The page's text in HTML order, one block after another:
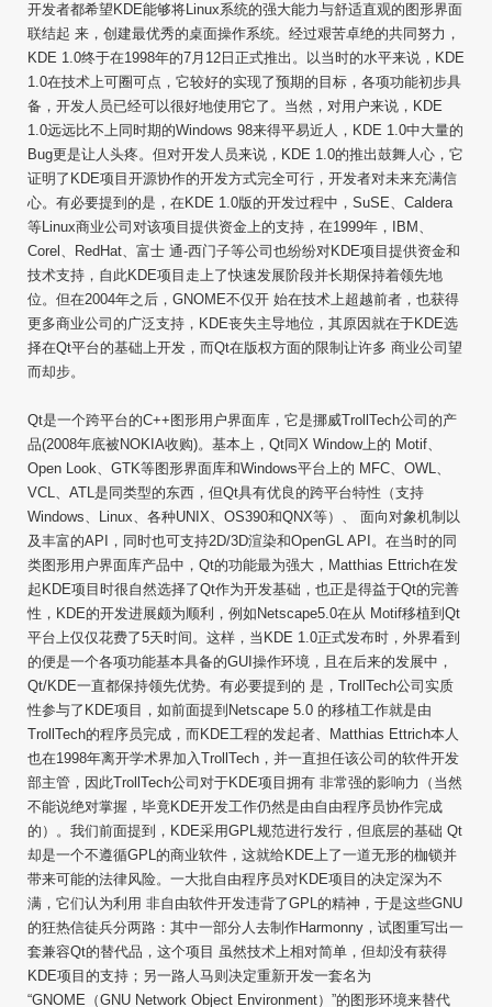
开发者都希望KDE能够将Linux系统的强大能力与舒适直观的图形界面
联结起 来，创建最优秀的桌面操作系统。经过艰苦卓绝的共同努力，
KDE 1.0终于在1998年的7月12日正式推出。以当时的水平来说，KDE
1.0在技术上可圈可点，它较好的实现了预期的目标，各项功能初步具
备，开发人员已经可以很好地使用它了。当然，对用户来说，KDE
1.0远远比不上同时期的Windows 98来得平易近人，KDE 1.0中大量的
Bug更是让人头疼。但对开发人员来说，KDE 1.0的推出鼓舞人心，它
证明了KDE项目开源协作的开发方式完全可行，开发者对未来充满信
心。有必要提到的是，在KDE 1.0版的开发过程中，SuSE、Caldera
等Linux商业公司对该项目提供资金上的支持，在1999年，IBM、
Corel、RedHat、富士 通-西门子等公司也纷纷对KDE项目提供资金和
技术支持，自此KDE项目走上了快速发展阶段并长期保持着领先地
位。但在2004年之后，GNOME不仅开 始在技术上超越前者，也获得
更多商业公司的广泛支持，KDE丧失主导地位，其原因就在于KDE选
择在Qt平台的基础上开发，而Qt在版权方面的限制让许多 商业公司望
而却步。
Qt是一个跨平台的C++图形用户界面库，它是挪威TrollTech公司的产
品(2008年底被NOKIA收购)。基本上，Qt同X Window上的 Motif、
Open Look、GTK等图形界面库和Windows平台上的 MFC、OWL、
VCL、ATL是同类型的东西，但Qt具有优良的跨平台特性（支持
Windows、Linux、各种UNIX、OS390和QNX等）、 面向对象机制以
及丰富的API，同时也可支持2D/3D渲染和OpenGL API。在当时的同
类图形用户界面库产品中，Qt的功能最为强大，Matthias Ettrich在发
起KDE项目时很自然选择了Qt作为开发基础，也正是得益于Qt的完善
性，KDE的开发进展颇为顺利，例如Netscape5.0在从 Motif移植到Qt
平台上仅仅花费了5天时间。这样，当KDE 1.0正式发布时，外界看到
的便是一个各项功能基本具备的GUI操作环境，且在后来的发展中，
Qt/KDE一直都保持领先优势。有必要提到的 是，TrollTech公司实质
性参与了KDE项目，如前面提到Netscape 5.0 的移植工作就是由
TrollTech的程序员完成，而KDE工程的发起者、Matthias Ettrich本人
也在1998年离开学术界加入TrollTech，并一直担任该公司的软件开发
部主管，因此TrollTech公司对于KDE项目拥有 非常强的影响力（当然
不能说绝对掌握，毕竟KDE开发工作仍然是由自由程序员协作完成
的）。我们前面提到，KDE采用GPL规范进行发行，但底层的基础 Qt
却是一个不遵循GPL的商业软件，这就给KDE上了一道无形的枷锁并
带来可能的法律风险。一大批自由程序员对KDE项目的决定深为不
满，它们认为利用 非自由软件开发违背了GPL的精神，于是这些GNU
的狂热信徒兵分两路：其中一部分人去制作Harmonny，试图重写出一
套兼容Qt的替代品，这个项目 虽然技术上相对简单，但却没有获得
KDE项目的支持；另一路人马则决定重新开发一套名为
“GNOME（GNU Network Object Environment）”的图形环境来替代